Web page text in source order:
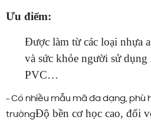
Ưu điểm:
Được làm từ các loại nhựa
và sức khỏe người sử dụng
PVC…
- Có nhiều mẫu mã đa dạng, phù
trườngĐộ bền cơ học cao, đối